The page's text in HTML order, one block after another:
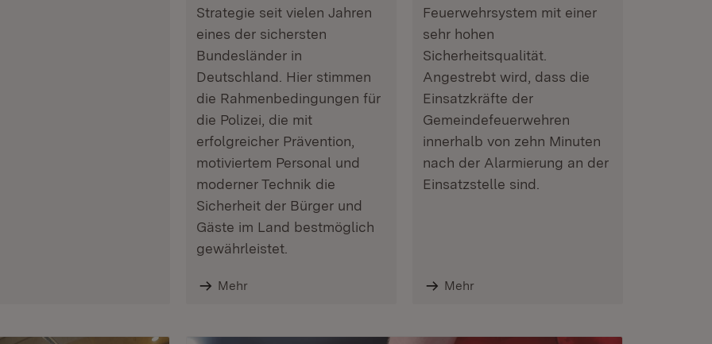
Strategie seit vielen Jahren
eines der sichersten
Bundesländer in
Deutschland. Hier stimmen
die Rahmenbedingungen für
die Polizei, die mit
erfolgreicher Prävention,
motiviertem Personal und
moderner Technik die
Sicherheit der Bürger und
Gäste im Land bestmöglich
gewährleistet.
Mehr
Feuerwehrsystem mit einer
sehr hohen
Sicherheitsqualität.
Angestrebt wird, dass die
Einsatzkräfte der
Gemeindefeuerwehren
innerhalb von zehn Minuten
nach der Alarmierung an der
Einsatzstelle sind.
Mehr